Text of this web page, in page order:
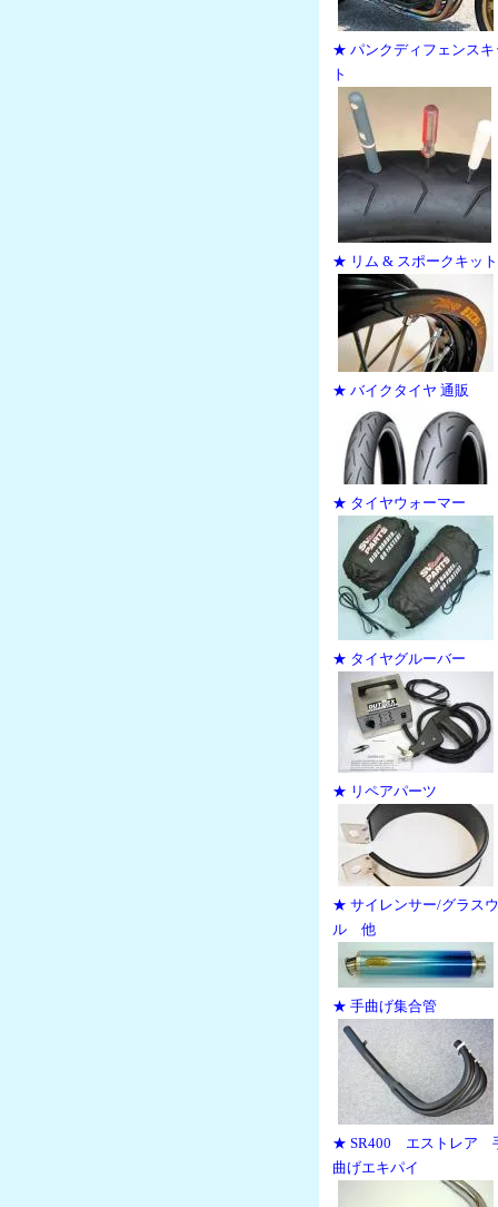
★ パンクディフェンスキ
ト
★ リム & スポークキット
★ バイクタイヤ 通販
★ タイヤウォーマー
★ タイヤグルーバー
★ リペアパーツ
★ サイレンサー/グラス
ル 他
★ 手曲げ集合管
★ SR400 エストレア
曲げエキパイ